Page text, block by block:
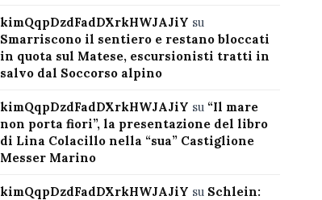
kimQqpDzdFadDXrkHWJAJiY su
Smarriscono il sentiero e restano bloccati
in quota sul Matese, escursionisti tratti in
salvo dal Soccorso alpino
kimQqpDzdFadDXrkHWJAJiY su “Il mare
non porta fiori”, la presentazione del libro
di Lina Colacillo nella “sua” Castiglione
Messer Marino
kimQqpDzdFadDXrkHWJAJiY su Schlein: